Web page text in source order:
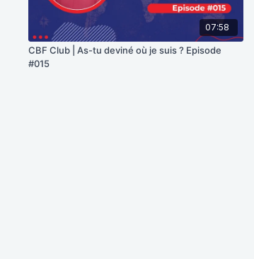
07:58
CBF Club | As-tu deviné où je suis ? Episode
#015